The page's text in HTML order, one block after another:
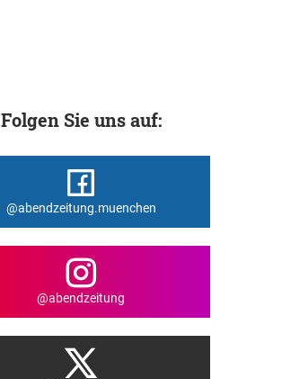
Folgen Sie uns auf:
@abendzeitung.muenchen
@abendzeitung